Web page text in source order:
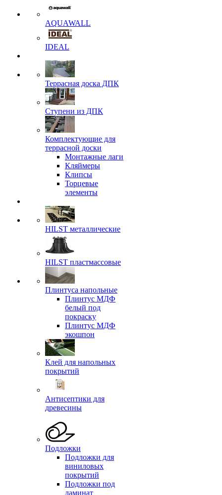
AQUAWALL
IDEAL
Террасная доска ДПК
Ступени из ДПК
Комплектующие для
террасной доски
Монтажные лаги
Кляймеры
Клипсы
Торцевые
элементы
HILST металлические
HILST пластмассовые
Плинтуса напольные
Плинтус МДФ
белый под
покраску
Плинтус МДФ
экошпон
Клей для напольных
покрытий
Антисептики для
древесины
Подложки
Подложки для
виниловых
покрытий
Подложки под
ламинат